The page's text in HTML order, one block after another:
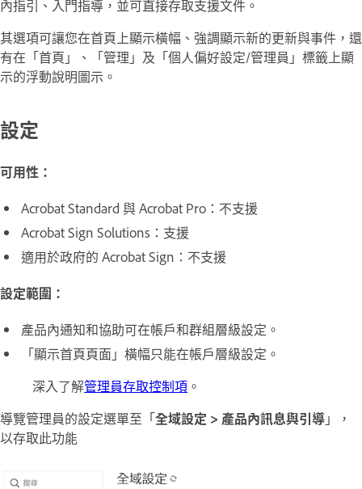
內指引、入門指導，並可直接存取支援文件。
其選項可讓您在首頁上顯示橫幅、強調顯示新的更新與事件，還
有在「首頁 」、「管理 」及「個人偏好設定/管理員 」標籤上顯
示的浮動說明圖示。
設定
可用性：
Acrobat Standard 與Acrobat Pro ：不支援
Acrobat Sign Solutions： 支援
適用於政府的 Acrobat Sign ：不支援
設定範圍：
產品內通知和協助可在帳戶和群組層級設定。
「顯示首頁頁面」橫幅只能在帳戶層級設定。
深入了解管理員存取控制項 。
導覽管理員的設定選單至「全域設定 > 產品內訊息與引導」，
以存取此功能